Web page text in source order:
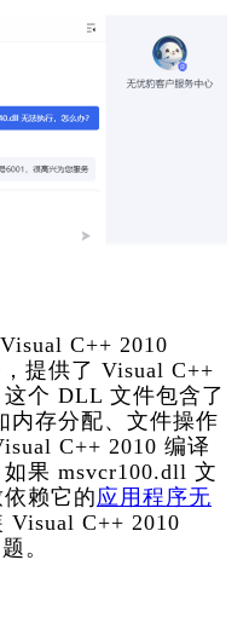
C++ 2010
提供了 Visual C++
个 DLL 文件包含了
内存分配、文件操作
C++ 2010 编译
果 msvcr100.dll 文
赖它的应用程序无
Visual C++ 2010
。